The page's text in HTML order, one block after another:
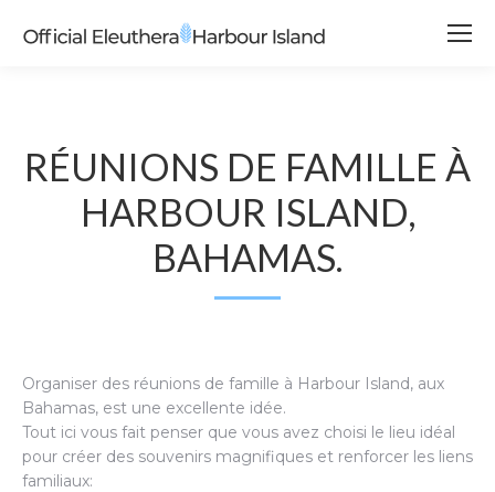
RÉUNIONS DE FAMILLE À
HARBOUR ISLAND,
BAHAMAS.
Organiser des réunions de famille à Harbour Island, aux
Bahamas, est une excellente idée.
Tout ici vous fait penser que vous avez choisi le lieu idéal
pour créer des souvenirs magnifiques et renforcer les liens
familiaux: